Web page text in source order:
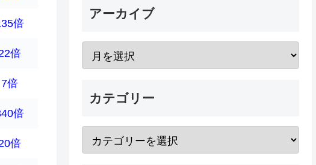
倍
倍
7倍
倍
倍
アーカイブ
カテゴリー